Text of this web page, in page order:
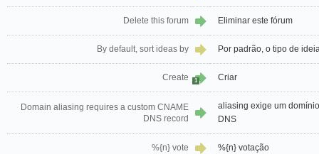
Delete this forum Eliminar este fórum
By default, sort ideas by Por padrão, o tipo de
Create 1 Criar
Domain aliasing requires a custom CNAME
DNS record
aliasing exige um
DNS
%{n} vote %{n} votação